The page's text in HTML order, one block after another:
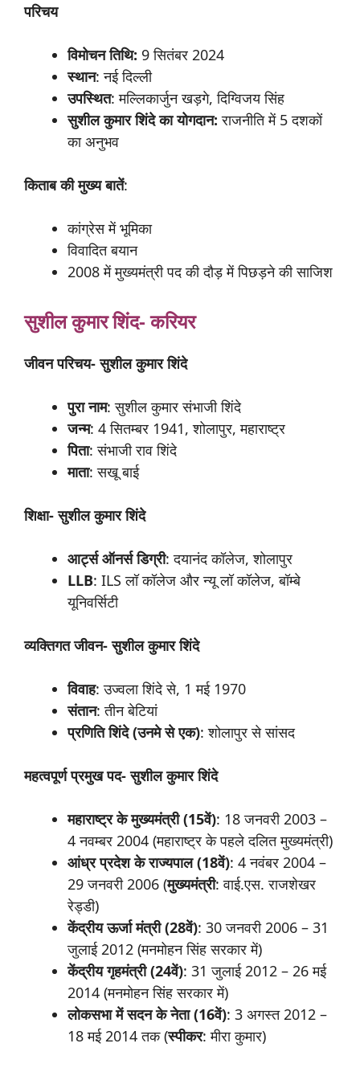
परिचय
विमोचनतिथि: 9 सितंबर 2024
स्थान: नई दिल्ली
उपस्थित: मल्लिकार्जुन खड़गे, दिग्विजय सिंह
सुशीलकुमारशिंदेकायोगदान:राजनीति में 5 दशकों
का अनुभव
किताबकीमुख्यबातें:
कांग्रेस में भूमिका
विवादित बयान
2008 में मुख्यमंत्री पद की दौड़ में पिछड़ने की साजिश
सुशीलकुमारशिंद- करियर
जीवनपरिचय- सुशील कुमार शिंदे
पुरा नाम: सुशील कुमार संभाजी शिंदे
जन्म: 4 सितम्बर 1941, शोलापुर, महाराष्ट्र
पिता: संभाजी राव शिंदे
माता: सखू बाई
शिक्षा- सुशील कुमार शिंदे
आर्ट्सऑनर्सडिग्री: दयानंद कॉलेज, शोलापुर
LLB: ILS लॉ कॉलेज और न्यू लॉ कॉलेज, बॉम्बे
यूनिवर्सिटी
व्यक्तिगतजीवन- सुशील कुमार शिंदे
विवाह: उज्वला शिंदे से, 1 मई 1970
संतान: तीन बेटियां
प्रणितिशिंदे (उनमे से एक): शोलापुर से सांसद
महत्वपूर्ण प्रमुखपद- सुशील कुमार शिंदे
महाराष्ट्र के मुख्यमंत्री (15वें): 18 जनवरी 2003 –
4 नवम्बर 2004 (महाराष्ट्र के पहले दलित मुख्यमंत्री)
आंध्रप्रदेशकेराज्यपाल (18वें): 4 नवंबर 2004 –
29 जनवरी 2006 (मुख्यमंत्री: वाई.एस. राजशेखर
रेड्डी)
केंद्रीय ऊर्जामंत्री (28वें): 30 जनवरी 2006 – 31
जुलाई 2012 (मनमोहन सिंह सरकार में)
केंद्रीय गृहमंत्री (24वें): 31 जुलाई 2012 – 26 मई
2014 (मनमोहन सिंह सरकार में)
लोकसभामेंसदनकेनेता (16वें): 3 अगस्त 2012 –
18 मई 2014 तक (स्पीकर: मीरा कुमार)